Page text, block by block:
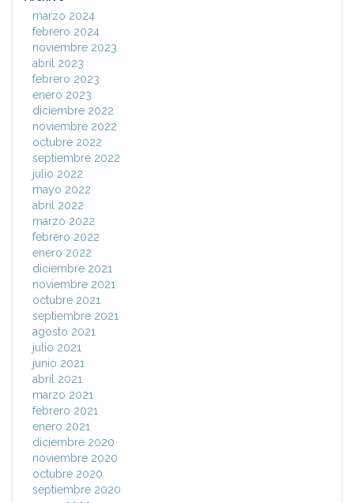
marzo 2024
febrero 2024
noviembre 2023
abril 2023
febrero 2023
enero 2023
diciembre 2022
noviembre 2022
octubre 2022
septiembre 2022
julio 2022
mayo 2022
abril 2022
marzo 2022
febrero 2022
enero 2022
diciembre 2021
noviembre 2021
octubre 2021
septiembre 2021
agosto 2021
julio 2021
junio 2021
abril 2021
marzo 2021
febrero 2021
enero 2021
diciembre 2020
noviembre 2020
octubre 2020
septiembre 2020